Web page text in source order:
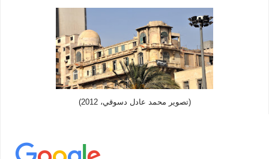
(تصوير محمد عادل دسوقي، 2012)